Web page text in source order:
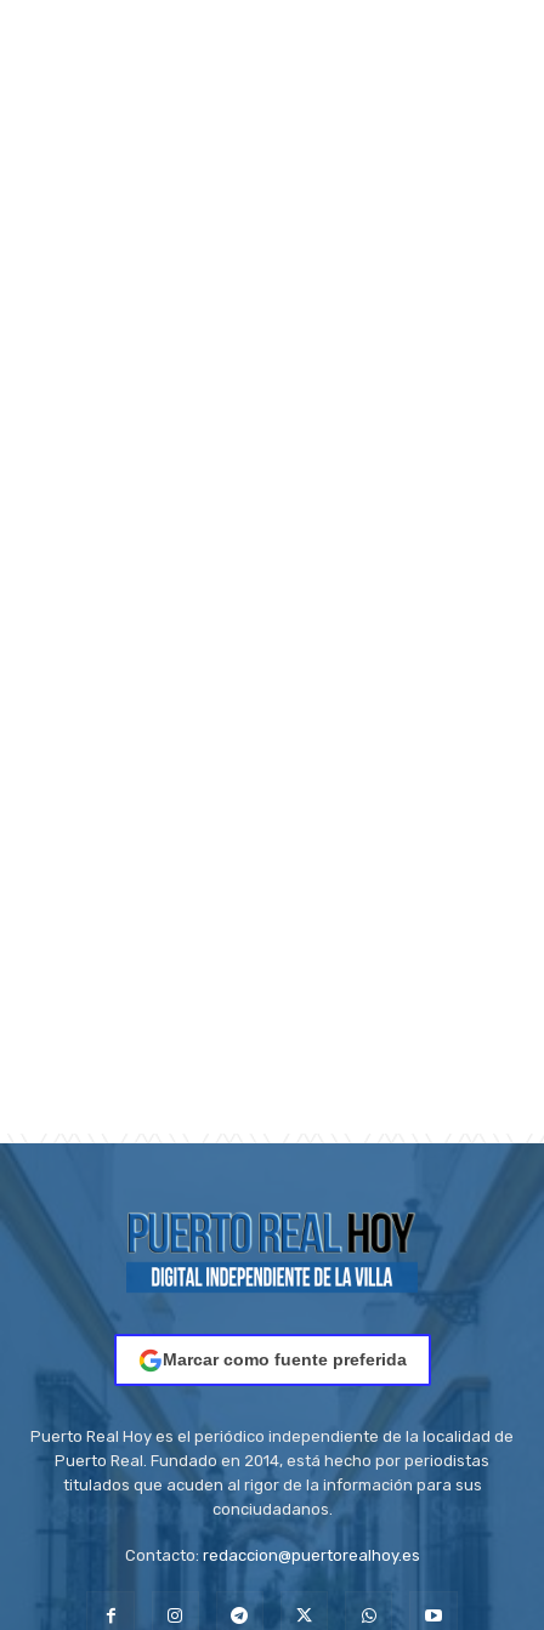
Marcar como fuente preferida
Puerto Real Hoy es el periódico independiente de la localidad de
Puerto Real. Fundado en 2014, está hecho por periodistas
titulados que acuden al rigor de la información para sus
conciudadanos.
Contacto: redaccion@puertorealhoy.es